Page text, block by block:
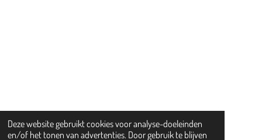
Deze website gebruikt cookies voor analyse-doeleinden
en/of het tonen van advertenties. Door gebruik te blijven